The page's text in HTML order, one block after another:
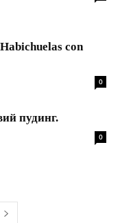
con
0
пудинг.
0